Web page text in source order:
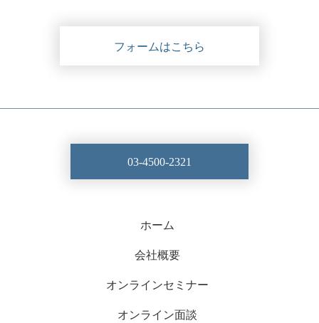
フォームはこちら
03-4500-2321
ホーム
会社概要
オンラインセミナー
オンライン面談